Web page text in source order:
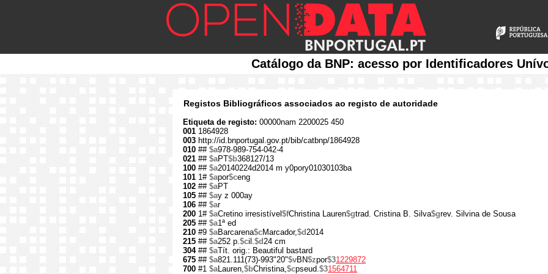
Catálogo da BNP: acesso por Identificadores
Registos Bibliográficos associados ao registo de autoridade
Etiqueta de registo: 00000nam 2200025 450
001 1864928
003 http://id.bnportugal.gov.pt/bib/catbnp/1864928
010 ## $a978-989-754-042-4
021 ## $aPT$b368127/13
100 ## $a20140224d2014 m y0pory01030103ba
101 1# $apor$ceng
102 ## $aPT
105 ## $ay z 000ay
106 ## $ar
200 1# $aCretino irresistível $fChristina Lauren$gtrad. Cristina B. Silva$grev. Silvina de Sousa
205 ## $a1ª ed
210 #9 $aBarcarena$cMarcador,$d2014
215 ## $a252 p.$cil.$d24 cm
304## $aTít. orig.: Beautiful bastard
675 ## $a821.111(73)-993"20"$vBN$zpor$31229872
700 #1 $aLauren,$bChristina,$cpseud.$31564711